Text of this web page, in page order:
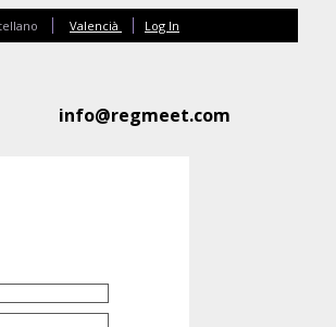
Valencià Log In
info@regmeet.com